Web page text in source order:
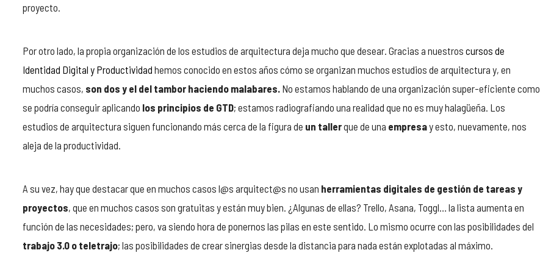
proyecto.
Por otro lado, la propia organización de los estudios de arquitectura deja mucho que desear. Gracias a nuestros cursos de
Identidad Digital y Productividad hemos conocido en estos años cómo se organizan muchos estudios de arquitectura y, en
muchos casos, son dos y el del tambor haciendo malabares. No estamos hablando de una organización super-eficiente como
se podría conseguir aplicando los principios de GTD; estamos radiografiando una realidad que no es muy halagüeña. Los
estudios de arquitectura siguen funcionando más cerca de la figura de un tallerque de una empresay esto, nuevamente, nos
aleja de la productividad.
A su vez, hay que destacar que en muchos casos l@s arquitect@s no usan herramientas digitales de gestión de tareas y
proyectos, que en muchos casos son gratuitas y están muy bien. ¿Algunas de ellas? Trello, Asana, Toggl… la lista aumenta en
función de las necesidades; pero, va siendo hora de ponernos las pilas en este sentido. Lo mismo ocurre con las posibilidades del
trabajo 3.0 o teletrajo; las posibilidades de crear sinergias desde la distancia para nada están explotadas al máximo.